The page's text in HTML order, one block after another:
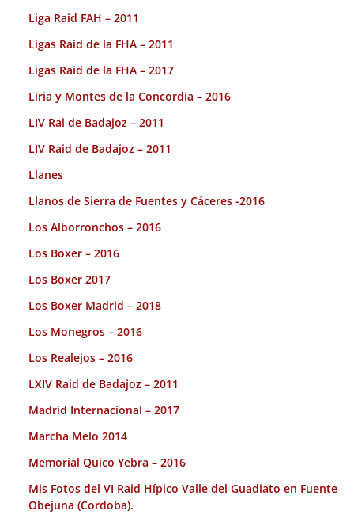
Liga Raid FAH – 2011
Ligas Raid de la FHA – 2011
Ligas Raid de la FHA – 2017
Liria y Montes de la Concordia – 2016
LIV Rai de Badajoz – 2011
LIV Raid de Badajoz – 2011
Llanes
Llanos de Sierra de Fuentes y Cáceres -2016
Los Alborronchos – 2016
Los Boxer – 2016
Los Boxer 2017
Los Boxer Madrid – 2018
Los Monegros – 2016
Los Realejos – 2016
LXIV Raid de Badajoz – 2011
Madrid Internacional – 2017
Marcha Melo 2014
Memorial Quico Yebra – 2016
Mis Fotos del VI Raid Hípico Valle del Guadiato en Fuente
Obejuna (Cordoba).